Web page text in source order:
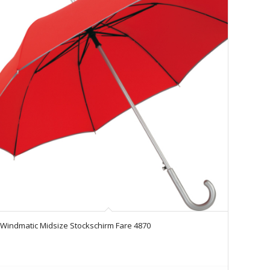
Windmatic Midsize Stockschirm Fare 4870